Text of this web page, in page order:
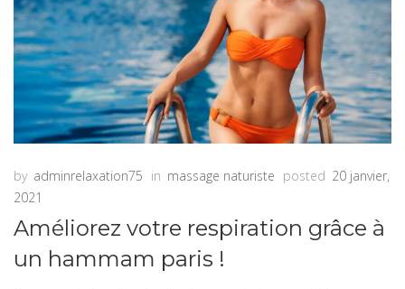
by adminrelaxation75 in massage naturiste posted 20 janvier,
2021
Améliorez votre respiration grâce à
un hammam paris !